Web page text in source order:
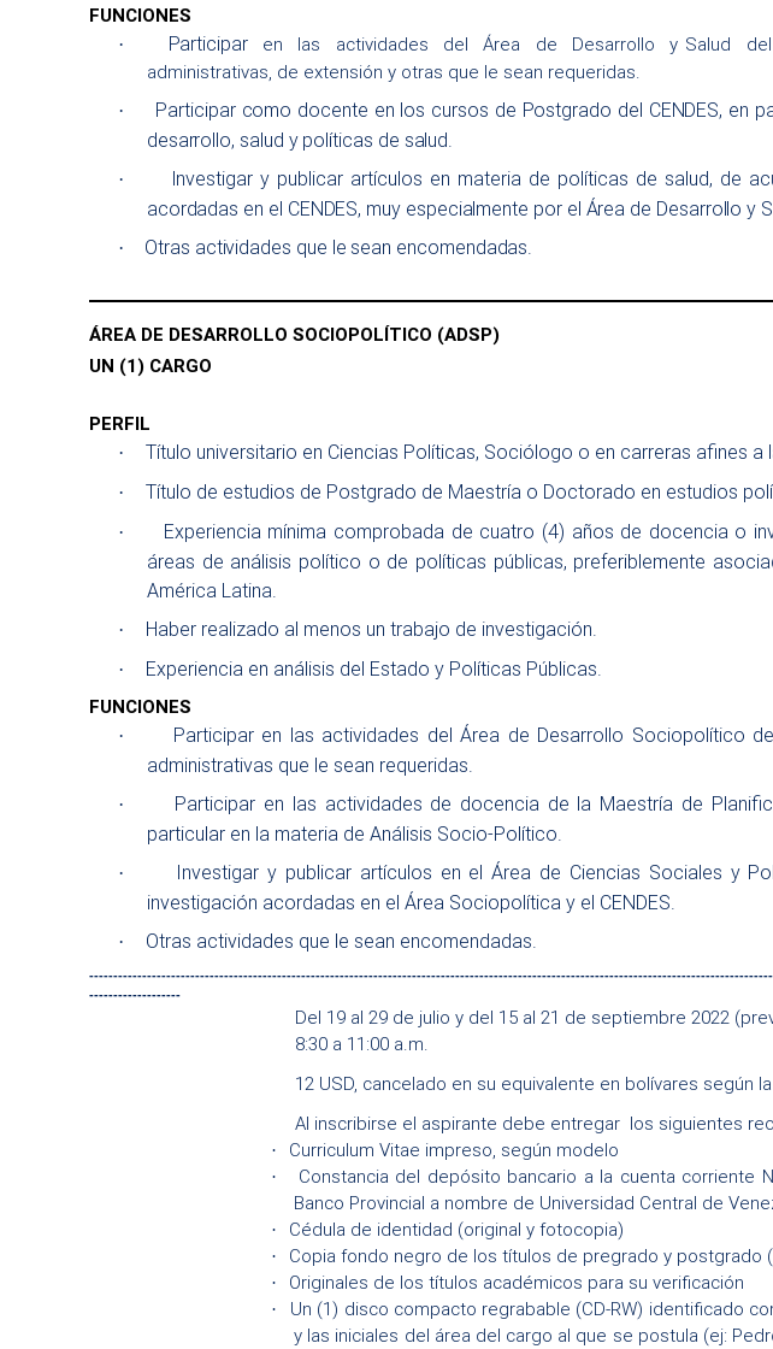
FUNCIONES
· Participar en las actividades del Área de Desarrollo y Salud del
administrativas, de extensión y otras que le sean requeridas.
·
Participar como docente en los cursos de Postgrado del CENDES, en
desarrollo, salud y políticas de salud.
·
Investigar y publicar artículos en materia de políticas de salud, de
acordadas en el CENDES, muy especialmente por el Área de Desarrollo y
· Otras actividades que le sean encomendadas.
ÁREA DE DESARROLLO SOCIOPOLÍTICO (ADSP)
UN (1) CARGO
PERFIL
· Título universitario en Ciencias Políticas, Sociólogo o en carreras afines a
· Título de estudios de Postgrado de Maestría o Doctorado en estudios
·
Experiencia mínima comprobada de cuatro (4) años de docencia o
áreas de análisis político o de políticas públicas, preferiblemente
América Latina.
· Haber realizado al menos un trabajo de investigación.
· Experiencia en análisis del Estado y Políticas Públicas.
FUNCIONES
·
Participar en las actividades del Área de Desarrollo Sociopolítico
administrativas que le sean requeridas.
·
Participar en las actividades de docencia de la Maestría de
particular en la materia de Análisis Socio-Político.
·
Investigar y publicar artículos en el Área de Ciencias Sociales y
investigación acordadas en el Área Sociopolítica y el CENDES.
· Otras actividades que le sean encomendadas.
-------------------
Del 19 al 29 de julio y del 15 al 21 de septiembre 2022
8:30 a 11:00 a.m.
12 USD, cancelado en su equivalente en bolívares según
Al inscribirse el aspirante debe entregar los siguientes
· Curriculum Vitae impreso, según modelo
·
Constancia del depósito bancario a la cuenta corriente
Banco Provincial a nombre de Universidad Central de
· Cédula de identidad (original y fotocopia)
· Copia fondo negro de los títulos de pregrado y postgrado
· Originales de los títulos académicos para su verificación
· Un (1) disco compacto regrabable (CD-RW) identificado
y las iniciales del área del cargo al que se postula (ej: